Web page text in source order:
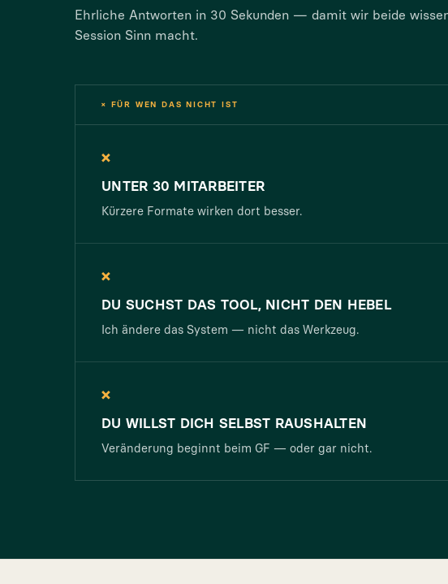
Ehrliche Antworten in 30 Sekunden — damit wir beide
Session Sinn macht.
× FÜR WEN DAS NICHT IST
×
UNTER 30 MITARBEITER
Kürzere Formate wirken dort besser.
×
DU SUCHST DAS TOOL, NICHT DEN HEBEL
Ich ändere das System — nicht das Werkzeug.
×
DU WILLST DICH SELBST RAUSHALTEN
Veränderung beginnt beim GF — oder gar nicht.